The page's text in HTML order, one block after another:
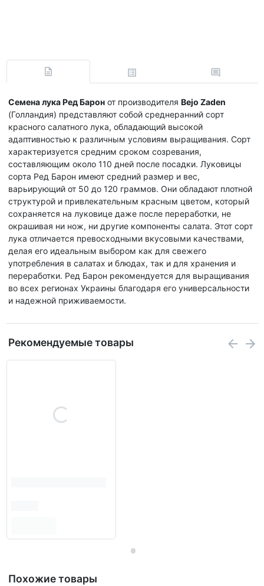
Семена лука Ред Барон от производителя Bejo Zaden
(Голландия) представляют собой среднеранний сорт
красного салатного лука, обладающий высокой
адаптивностью к различным условиям выращивания. Сорт
характеризуется средним сроком созревания,
составляющим около 110 дней после посадки. Луковицы
сорта Ред Барон имеют средний размер и вес,
варьирующий от 50 до 120 граммов. Они обладают плотной
структурой и привлекательным красным цветом, который
сохраняется на луковице даже после переработки, не
окрашивая ни нож, ни другие компоненты салата. Этот сорт
лука отличается превосходными вкусовыми качествами,
делая его идеальным выбором как для свежего
употребления в салатах и блюдах, так и для хранения и
переработки. Ред Барон рекомендуется для выращивания
во всех регионах Украины благодаря его универсальности
и надежной приживаемости.
Рекомендуемые товары
Похожие товары